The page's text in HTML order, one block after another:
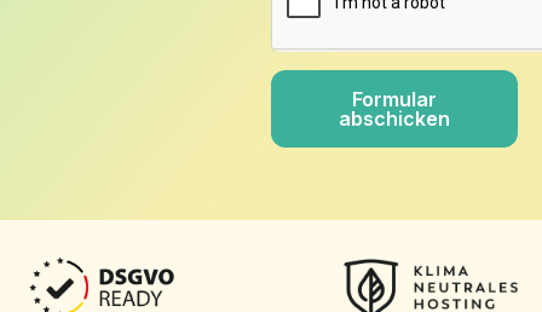
Formular
abschicken